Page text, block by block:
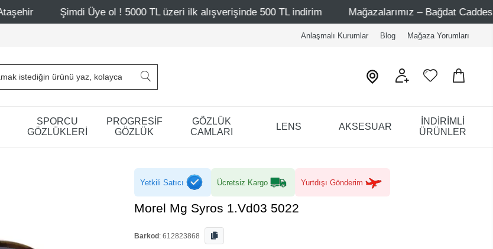
Şimdi Üye ol ! 5000 TL üzeri ilk alışverişinde 500 TL indirim Mağazalarımız – Bağdat Caddesi 1 - Bağdat
Anlaşmalı Kurumlar Blog Mağaza Yorumları
SPORCU
GÖZLÜKLERİ
PROGRESİF
GÖZLÜK
GÖZLÜK
CAMLARI
LENS AKSESUAR
İNDİRİMLİ
ÜRÜNLER
Yetkili Satıcı Ücretsiz Kargo Yurtdışı Gönderim
Morel Mg Syros 1.Vd03 5022
Barkod : 612823868